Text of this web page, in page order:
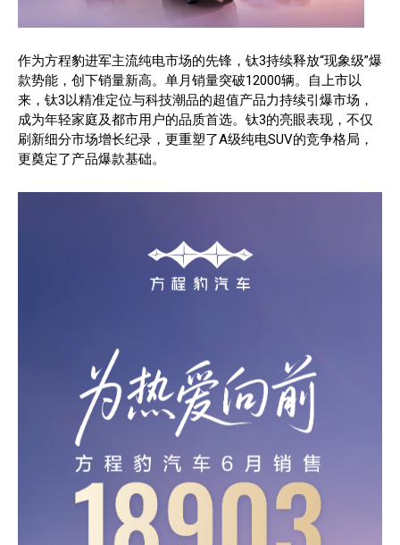
作为方程豹进军主流纯电市场的先锋，钛3持续释放“现象级”爆
款势能，创下销量新高。单月销量突破12000辆。自上市以
来，钛3以精准定位与科技潮品的超值产品力持续引爆市场，
成为年轻家庭及都市用户的品质首选。钛3的亮眼表现，不仅
刷新细分市场增长纪录，更重塑了A级纯电SUV的竞争格局，
更奠定了产品爆款基础。